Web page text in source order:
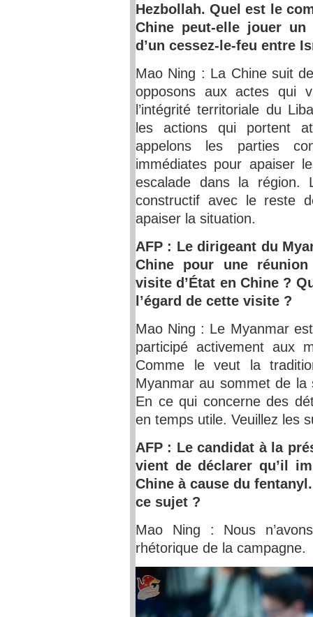
Hezbollah. Quel est le
Chine peut-elle jouer
d’un cessez-le-feu entre
Mao Ning : La Chine suit
opposons aux actes qui
l’intégrité territoriale du
les actions qui portent
appelons les parties
immédiates pour apaiser
escalade dans la région.
constructif avec le reste
apaiser la situation.
AFP : Le dirigeant du
Chine pour une
visite d’État en Chine ?
l’égard de cette visite ?
Mao Ning : Le Myanmar
participé activement aux
Comme le veut la
Myanmar au sommet de la
En ce qui concerne des
en temps utile. Veuillez les
AFP : Le candidat à la
vient de déclarer qu’il
Chine à cause du
ce sujet ?
Mao Ning : Nous
rhétorique de la campagne.